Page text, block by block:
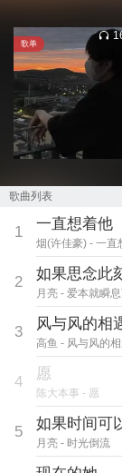
歌单
歌曲列表
1 一直想着他
烟(许佳豪) - 一直
2 如果思念此
月亮 - 爱本就瞬
3 风与风的相
高鱼 - 风与风的
4 愿
陈大本事 - 愿
5 如果时间可
月亮 - 时光倒流